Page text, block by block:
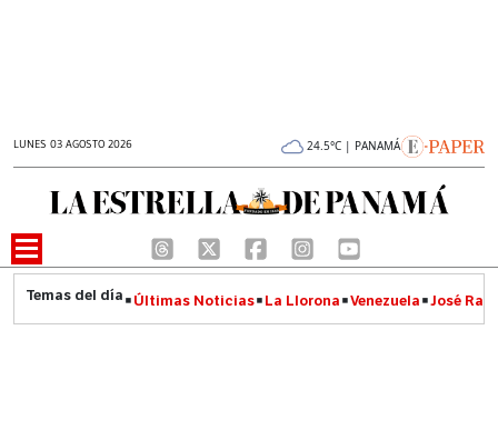
LUNES 03 AGOSTO 2026 24.5°C | PANAMÁ
Últimas Noticias La Llorona Venezuela José